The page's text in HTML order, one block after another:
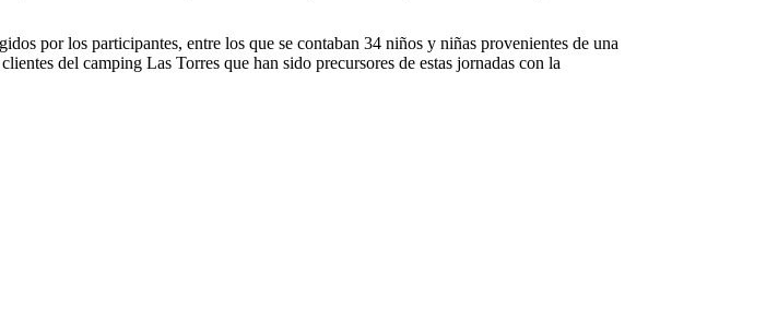
por los participantes, entre los que se contaban 34 niños y niñas provenientes de una
del camping Las Torres que han sido precursores de estas jornadas con la